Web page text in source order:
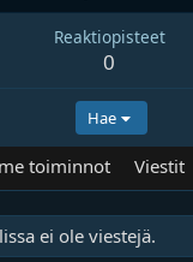
Reaktiopisteet
0
Hae
toiminnot Viestit
ei ole viestejä.